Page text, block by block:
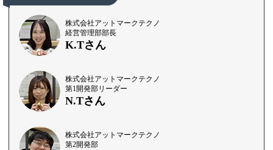
株式会社アットマークテクノ
経営管理部部長
K.Tさん
株式会社アットマークテクノ
第1開発部リーダー
N.Tさん
株式会社アットマークテクノ
第2開発部